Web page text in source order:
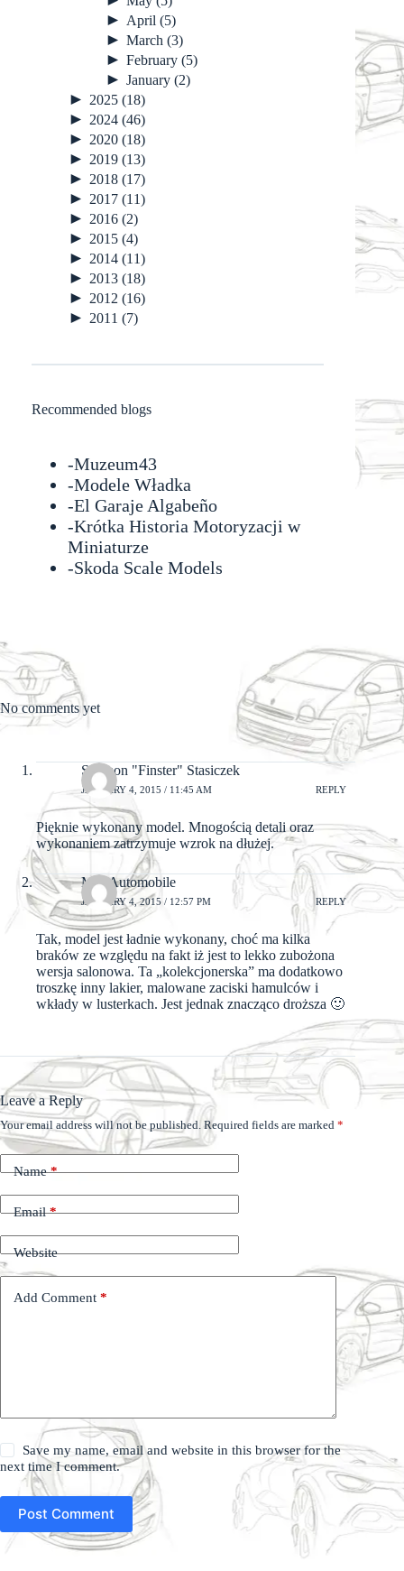
► April (5)
► March (3)
► February (5)
► January (2)
► 2025 (18)
► 2024 (46)
► 2020 (18)
► 2019 (13)
► 2018 (17)
► 2017 (11)
► 2016 (2)
► 2015 (4)
► 2014 (11)
► 2013 (18)
► 2012 (16)
► 2011 (7)
Recommended blogs
-Muzeum43
-Modele Władka
-El Garaje Algabeño
-Krótka Historia Motoryzacji w
Miniaturze
-Skoda Scale Models
No comments yet
Szymon "Finster" Stasiczek
JANUARY 4, 2015 / 11:45 AM REPLY
Pięknie wykonany model. Mnogością detali oraz
wykonaniem zatrzymuje wzrok na dłużej.
MiniAutomobile
JANUARY 4, 2015 / 12:57 PM REPLY
Tak, model jest ładnie wykonany, choć ma kilka
braków ze względu na fakt iż jest to lekko zubożona
wersja salonowa. Ta „kolekcjonerska” ma dodatkowo
troszkę inny lakier, malowane zaciski hamulców i
wkłady w lusterkach. Jest jednak znacząco droższa 🙂
Leave a Reply
Your email address will not be published. Required fields are marked *
Name*
Email*
Website
Add Comment *
Save my name, email and website in this browser for the
next time I comment.
Post Comment